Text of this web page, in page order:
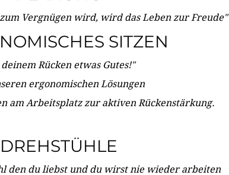
Vergnügen wird, wird das Leben zur Freude"
SITZEN
deinem Rücken etwas Gutes!"
ergonomischen Lösungen
am Arbeitsplatz zur aktiven Rückenstärkung.
DREHSTÜHLE
den du liebst und du wirst nie wieder arbeiten